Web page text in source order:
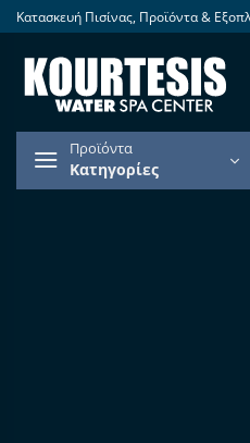
Skip
to
content
Κατασκευή Πισίνας, Προϊόντα &
Προϊόντα
Κατηγορίες